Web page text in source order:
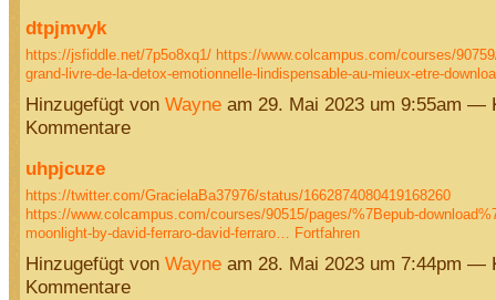
dtpjmvyk
https://jsfiddle.net/7p5o8xq1/ https://www.colcampus.com/courses/
grand-livre-de-la-detox-emotionnelle-lindispensable-au-mieux-etre-
Hinzugefügt von Wayneam 29. Mai 2023 um 9:55am —
Kommentare
uhpjcuze
https://twitter.com/GracielaBa37976/status/1662874080419168260
https://www.colcampus.com/courses/90515/pages/%7Bepub-
moonlight-by-david-ferraro-david-ferraro… Fortfahren
Hinzugefügt von Wayneam 28. Mai 2023 um 7:44pm —
Kommentare